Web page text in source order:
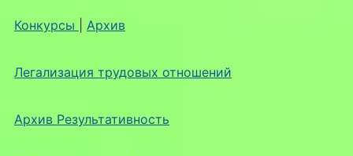
Конкурсы Архив
Легализация трудовых отношений
Архив Результативность